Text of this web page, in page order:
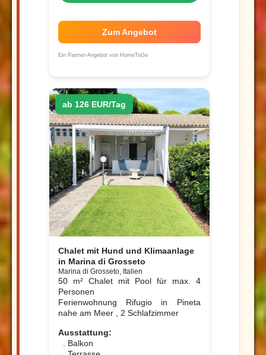
Zum Angebot
Ein Partner-Angebot von HomeToGo
ab 126 EUR/Tag
Chalet mit Hund und Klimaanlage
in Marina di Grosseto
Marina di Grosseto, Italien
50 m² Chalet mit Pool für max. 4
Personen
Ferienwohnung Rifugio in Pineta
nahe am Meer , 2 Schlafzimmer
Ausstattung:
. Balkon